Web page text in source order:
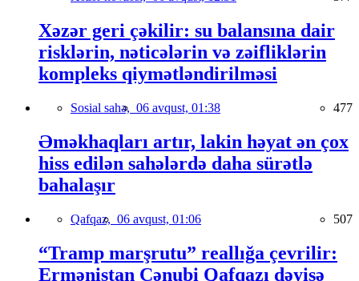
Xəzər geri çəkilir: su balansına dair
risklərin, nəticələrin və zəifliklərin
kompleks qiymətləndirilməsi
Sosial sahə, 06 avqust, 01:38 477
Əməkhaqları artır, lakin həyat ən çox
hiss edilən sahələrdə daha sürətlə
bahalaşır
Qafqaz, 06 avqust, 01:06 507
“Tramp marşrutu” reallığa çevrilir:
Ermənistan Cənubi Qafqazı dəyişə